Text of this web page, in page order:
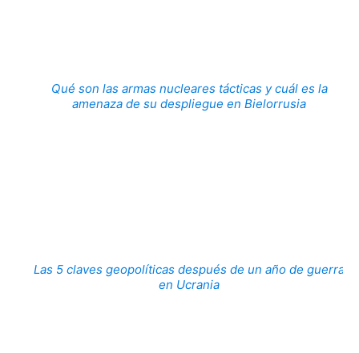
Qué son las armas nucleares tácticas y cuál es la
amenaza de su despliegue en Bielorrusia
Las 5 claves geopolíticas después de un año de guerra
en Ucrania